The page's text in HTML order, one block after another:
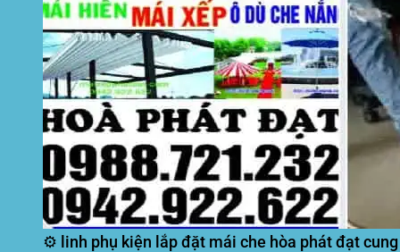
⚙️ linh phụ kiện lắp đặt mái che hòa phát đạt